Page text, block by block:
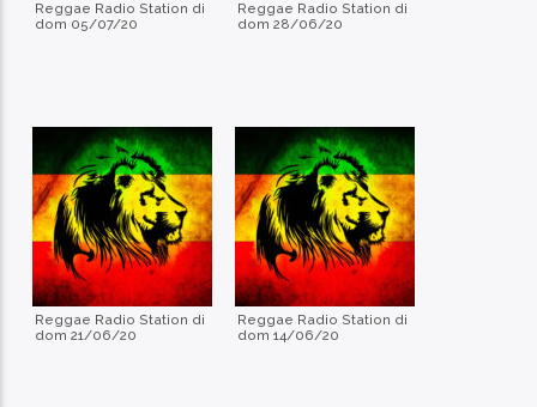
Reggae Radio Station di
dom 05/07/20
Reggae Radio Station di
dom 28/06/20
Reggae Radio Station di
dom 21/06/20
Reggae Radio Station di
dom 14/06/20